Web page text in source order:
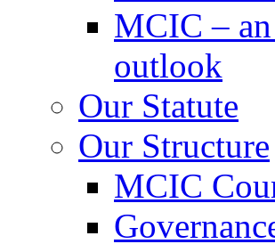
MCIC –
outlook
Our Statute
Our Structure
MCIC